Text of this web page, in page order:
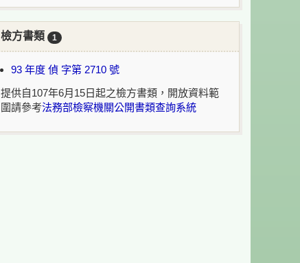
號裁定(95.05.30)
臺灣高等法院 臺中分院 95 年度 上訴 字第 539
號判決(95.06.13)
(95.08.10)
說明：
檢方書類 1
93 年度 偵 字第 2710 號
提供自107年6月15日起之檢方書類，開放資料範
圍請參考法務部檢察機關公開書類查詢系統